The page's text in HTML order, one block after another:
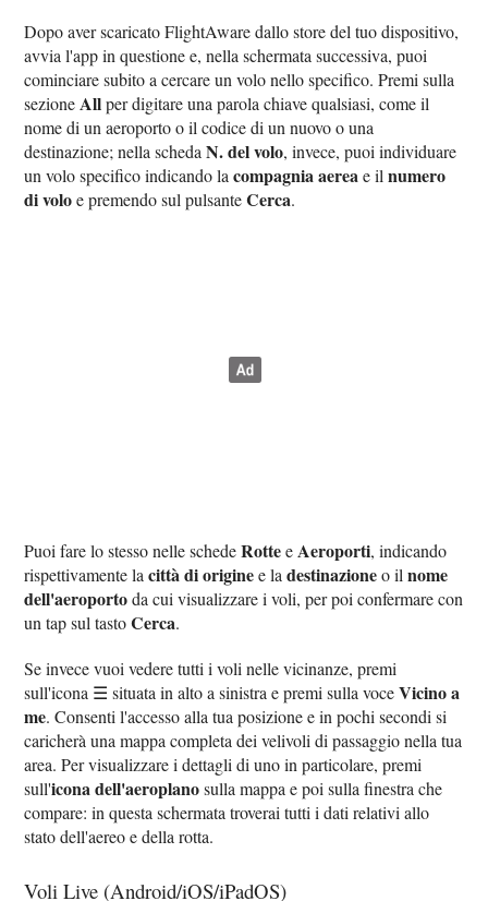
Dopo aver scaricato FlightAware dallo store del tuo dispositivo,
avvia l'app in questione e, nella schermata successiva, puoi
cominciare subito a cercare un volo nello specifico. Premi sulla
sezioneAllper digitare una parola chiave qualsiasi, come il
nome di un aeroporto o il codice di un nuovo o una
destinazione; nella schedaN. del volo, invece, puoi individuare
un volo specifico indicando lacompagnia aereae ilnumero
di voloe premendo sul pulsanteCerca.
Puoi fare lo stesso nelle schedeRotteeAeroporti, indicando
rispettivamente lacittà di originee ladestinazioneo ilnome
dell'aeroportoda cui visualizzare i voli, per poi confermare con
un tap sul tastoCerca.
Se invece vuoi vedere tutti i voli nelle vicinanze, premi
sull'icona ☰ situata in alto a sinistra e premi sulla voceVicino a
me. Consenti l'accesso alla tua posizione e in pochi secondi si
caricherà una mappa completa dei velivoli di passaggio nella tua
area. Per visualizzare i dettagli di uno in particolare, premi
sull'icona dell'aeroplanosulla mappa e poi sulla finestra che
compare: in questa schermata troverai tutti i dati relativi allo
stato dell'aereo e della rotta.
Voli Live (Android/iOS/iPadOS)